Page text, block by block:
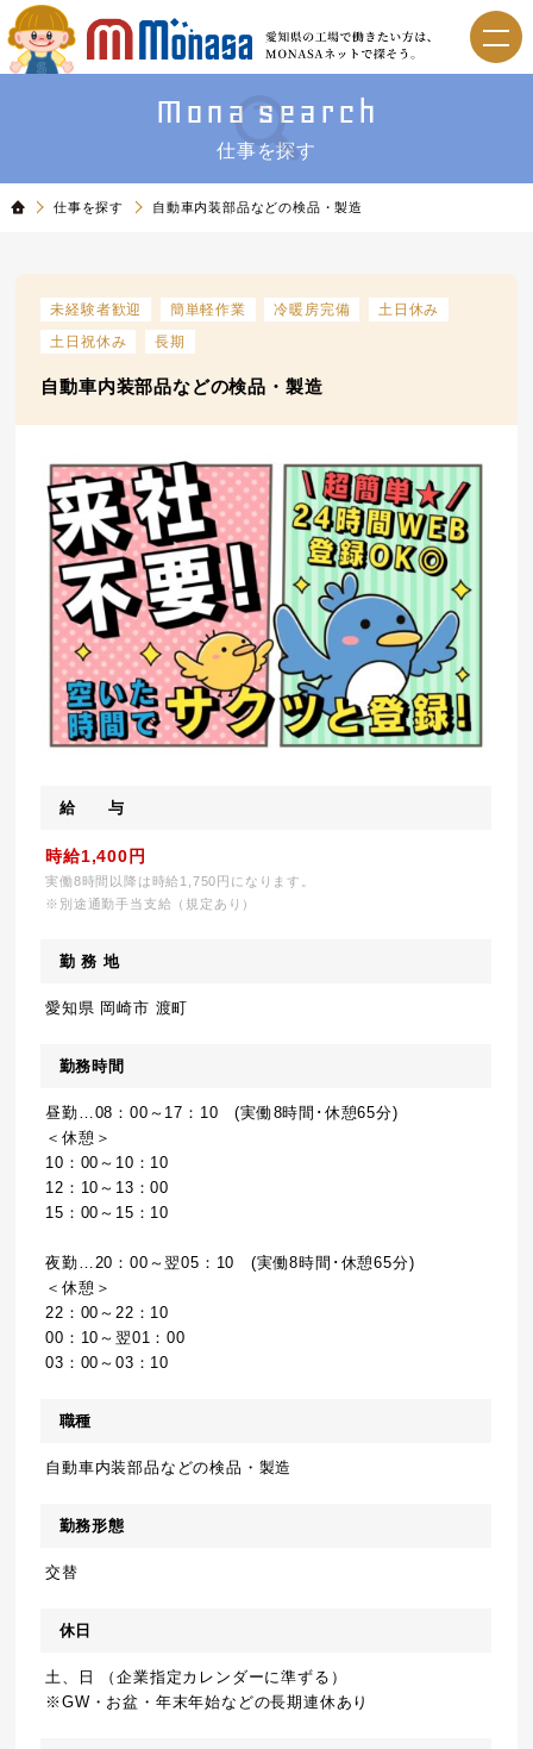
Mona search
仕事を探す
仕事を探す 自動車内装部品などの検品・製造
未経験者歓迎 簡単軽作業 冷暖房完備
土日休み
土日祝休み
長期
自動車内装部品などの検品・製造
給 与
時給1,400円
実働8時間以降は時給1,750円になります。
※別途通勤手当支給（規定あり）
勤 務 地
愛知県 岡崎市 渡町
勤務時間
昼勤…08：00～17：10 (実働8時間･休憩65分)
＜休憩＞
10：00～10：10
12：10～13：00
15：00～15：10
夜勤…20：00～翌05：10 (実働8時間･休憩65分)
＜休憩＞
22：00～22：10
00：10～翌01：00
03：00～03：10
職種
自動車内装部品などの検品・製造
勤務形態
交替
休日
土、日 （企業指定カレンダーに準ずる）
※GW・お盆・年末年始などの長期連休あり